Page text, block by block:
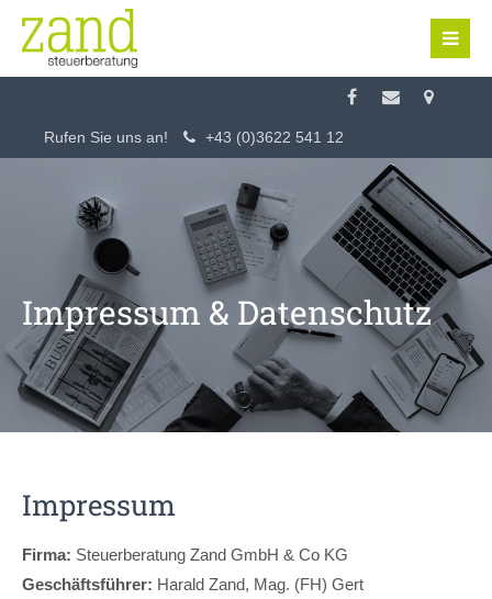
Login
Passwort
Anmelden
Register|Lost your password?
24h/ 365days
Rufen Sie uns an! +43 (0)3622 541 12
Impressum & Datenschutz
Impressum
Firma: Steuerberatung Zand GmbH & Co KG
Geschäftsführer: Harald Zand, Mag. (FH) Gert